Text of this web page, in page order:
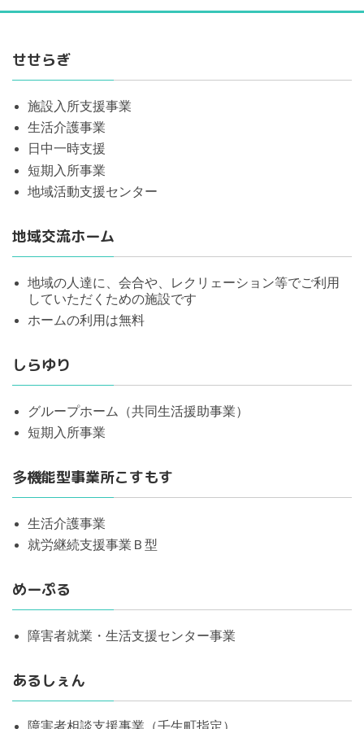
せせらぎ
施設入所支援事業
生活介護事業
日中一時支援
短期入所事業
地域活動支援センター
地域交流ホーム
地域の人達に、会合や、レクリェーション等でご利用
していただくための施設です
ホームの利用は無料
しらゆり
グループホーム（共同生活援助事業）
短期入所事業
多機能型事業所こすもす
生活介護事業
就労継続支援事業Ｂ型
めーぷる
障害者就業・生活支援センター事業
あるしぇん